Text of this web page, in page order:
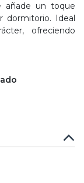
añade un toque
dormitorio. Ideal
ofreciendo